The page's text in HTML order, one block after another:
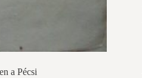
a Pécsi